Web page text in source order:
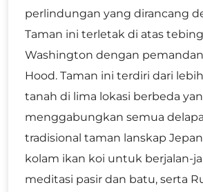
perlindungan yang dirancang
Taman ini terletak di atas
Washington dengan
Hood. Taman ini terdiri dari lebih
tanah di lima lokasi berbeda
menggabungkan semua
tradisional taman lanskap
kolam ikan koi untuk berjalan-
meditasi pasir dan batu, serta